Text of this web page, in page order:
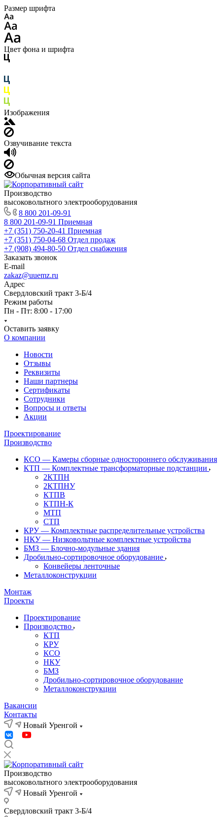
Размер шрифта
Цвет фона и шрифта
Изображения
Озвучивание текста
Обычная версия сайта
Производство
высоковольтного электрооборудования
8 800 201-09-91
8 800 201-09-91 Приемная
+7 (351) 750-20-41 Приемная
+7 (351) 750-04-68 Отдел продаж
+7 (908) 494-80-50 Отдел снабжения
Заказать звонок
E-mail
zakaz@uuemz.ru
Адрес
Свердловский тракт 3-Б/4
Режим работы
Пн - Пт: 8:00 - 17:00
Оставить заявку
О компании
Новости
Отзывы
Реквизиты
Наши партнеры
Сертификаты
Сотрудники
Вопросы и ответы
Акции
Проектирование
Производство
КСО — Камеры сборные одностороннего обслуживания
КТП — Комплектные трансформаторные подстанции
2КТПН
2КТПНУ
КТПВ
КТПН-К
МТП
СТП
КРУ — Комплектные распределительные устройства
НКУ — Низковольтные комплектные устройства
БМЗ — Блочно-модульные здания
Дробильно-сортировочное оборудование
Конвейеры ленточные
Металлоконструкции
Монтаж
Проекты
Проектирование
Производство
КТП
КРУ
КСО
НКУ
БМЗ
Дробильно-сортировочное оборудование
Металлоконструкции
Вакансии
Контакты
Новый Уренгой
Производство
высоковольтного электрооборудования
Новый Уренгой
Свердловский тракт 3-Б/4